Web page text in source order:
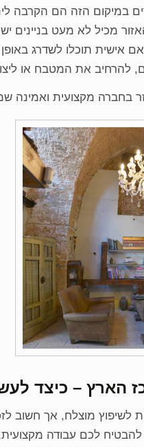
במיקום הזה הם הקרבה
מכיל לא מעט
אישית תוכלו לשדרג
להרחיב את המטבח או
בחברה מקצועית
הארץ – כיצד
לשיפוץ מוצלח, אך חשוב
לכם עבודה מקצועית,